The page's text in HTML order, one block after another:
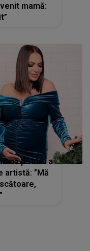
mamă:
pentru a
artistă: ”Mă